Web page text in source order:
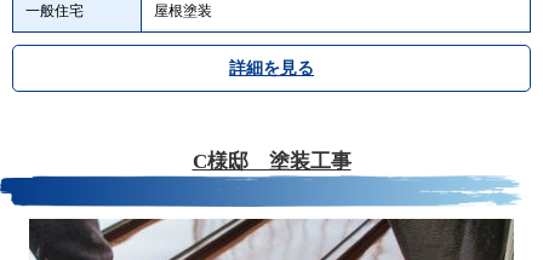
一般住宅 屋根塗装
詳細を見る
C様邸 塗装工事